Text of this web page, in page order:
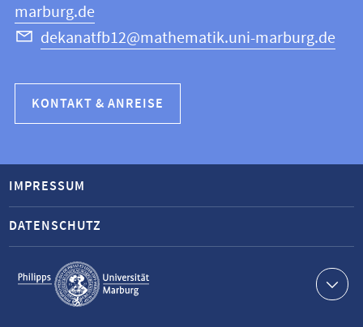
marburg.de
dekanatfb12@mathematik.uni-marburg.de
KONTAKT & ANREISE
Service-
Navigation
IMPRESSUM
DATENSCHUTZ